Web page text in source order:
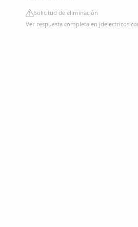
Solicitud de eliminación
Ver respuesta completa en